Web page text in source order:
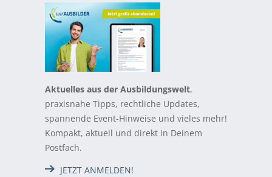
Aktuelles aus der Ausbildungswelt,
praxisnahe Tipps, rechtliche Updates,
spannende Event-Hinweise und vieles mehr!
Kompakt, aktuell und direkt in Deinem
Postfach.
JETZT ANMELDEN!